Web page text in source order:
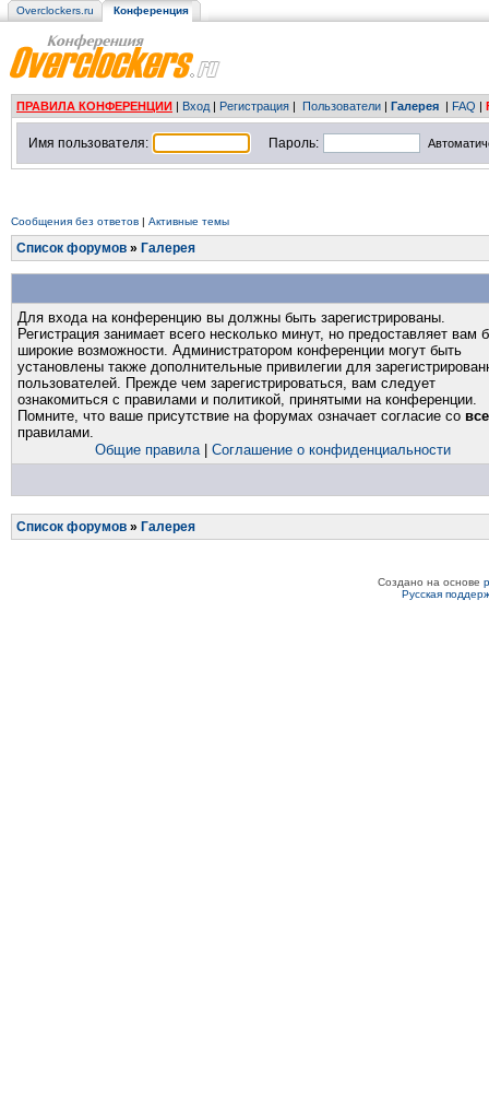
Overclockers.ru Конференция
ПРАВИЛА КОНФЕРЕНЦИИ | Вход | Регистрация | Пользователи | Галерея | FAQ |
Имя пользователя: Пароль:
Сообщения без ответов | Активные темы
Список форумов » Галерея
Для входа на конференцию вы должны быть зарегистрированы.
Регистрация занимает всего несколько минут, но предоставляет вам
широкие возможности. Администратором конференции могут быть
установлены также дополнительные привилегии для
пользователей. Прежде чем зарегистрироваться, вам следует
ознакомиться с правилами и политикой, принятыми на конференции.
Помните, что ваше присутствие на форумах означает согласие со
правилами.
Общие правила| Соглашение о конфиденциальности
Список форумов » Галерея
Создано на основе
Русская